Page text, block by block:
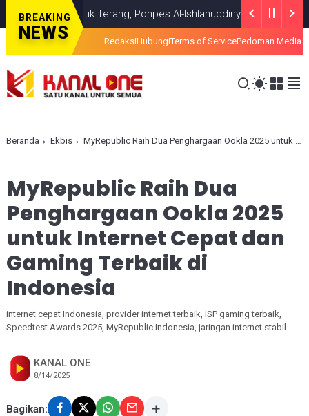
BREAKING
NEWS
Titik Terang, Ponpes Al-Ishlahuddiny Keluarkan Maklumlat
RedaksiHubungiTerms of ServicePedoman Media
Beranda Ekbis MyRepublic Raih Dua Penghargaan Ookla 2025 untuk Internet Cepat dan Gaming Terbaik di Indonesia
MyRepublic Raih Dua
Penghargaan Ookla 2025
untuk Internet Cepat dan
Gaming Terbaik di
Indonesia
internet cepat Indonesia, provider internet terbaik, ISP gaming terbaik,
Speedtest Awards 2025, MyRepublic Indonesia, jaringan internet stabil
KANAL ONE
8/14/2025
Bagikan: